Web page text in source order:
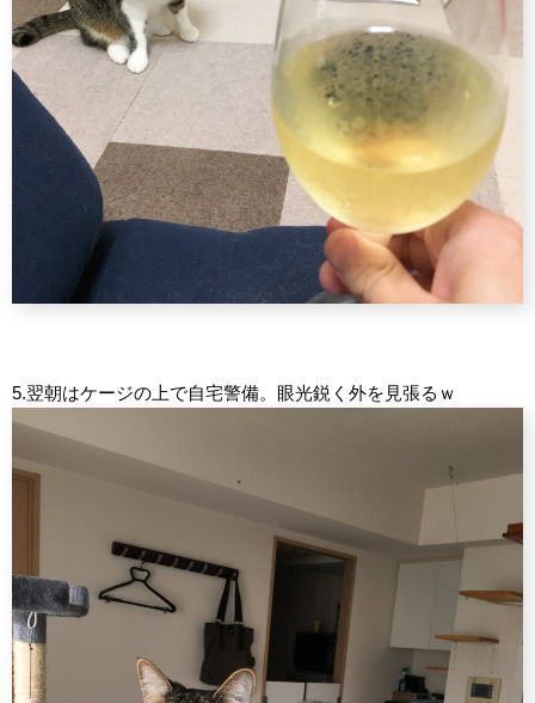
5.翌朝はケージの上で自宅警備。眼光鋭く外を見張るｗ